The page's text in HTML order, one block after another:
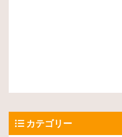
カテゴリー